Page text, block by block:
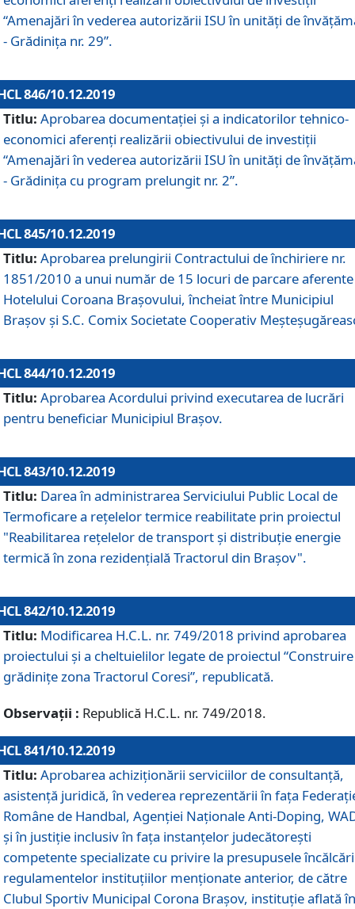
“Amenajări în vederea autorizării ISU în unități de
- Grădinița nr. 29”.
846/10.12.2019
Titlu: Aprobarea documentației și a indicatorilor tehnico-
economici aferenți realizării obiectivului de investiții
“Amenajări în vederea autorizării ISU în unități de
- Grădinița cu program prelungit nr. 2”.
845/10.12.2019
Titlu: Aprobarea prelungirii Contractului de închiriere nr.
1851/2010 a unui număr de 15 locuri de parcare aferente
Hotelului Coroana Brașovului, încheiat între Municipiul
Braşov şi S.C. Comix Societate Cooperativ
844/10.12.2019
Titlu: Aprobarea Acordului privind executarea de lucrări
pentru beneficiar Municipiul Brașov.
843/10.12.2019
Titlu: Darea în administrarea Serviciului Public Local de
Termoficare a rețelelor termice reabilitate prin proiectul
"Reabilitarea reţelelor de transport şi distribuţie energie
termică în zona rezidenţială Tractorul din Braşov".
842/10.12.2019
Titlu: Modificarea H.C.L. nr. 749/2018 privind aprobarea
proiectului și a cheltuielilor legate de proiectul “Construire
grădinițe zona Tractorul Coresi”, republicată.
Observații : Republică H.C.L. nr. 749/2018.
841/10.12.2019
Titlu: Aprobarea achiziționării serviciilor de consultanță,
asistență juridică, în vederea reprezentării în fața
Române de Handbal, Agenției Naționale Anti-Doping,
și în justiție inclusiv în fața instanțelor judecătorești
competente specializate cu privire la presupusele
regulamentelor instituțiilor menționate anterior, de către
Clubul Sportiv Municipal Corona Braşov, instituție aflată în